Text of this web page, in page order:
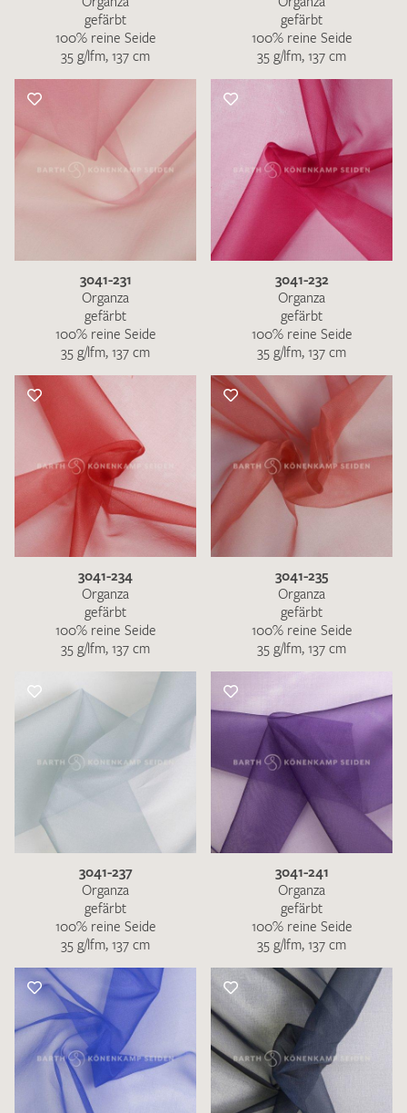
gefärbt
100% reine Seide
35 g/lfm, 137 cm
gefärbt
100% reine Seide
35 g/lfm, 137 cm
3041-231
Organza
gefärbt
100% reine Seide
35 g/lfm, 137 cm
3041-232
Organza
gefärbt
100% reine Seide
35 g/lfm, 137 cm
3041-234
Organza
gefärbt
100% reine Seide
35 g/lfm, 137 cm
3041-235
Organza
gefärbt
100% reine Seide
35 g/lfm, 137 cm
3041-237
Organza
gefärbt
100% reine Seide
35 g/lfm, 137 cm
3041-241
Organza
gefärbt
100% reine Seide
35 g/lfm, 137 cm